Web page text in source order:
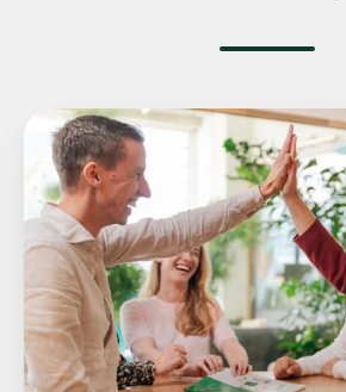
Goed
werkgeverschap:
wat
houdt
het
precies
in?